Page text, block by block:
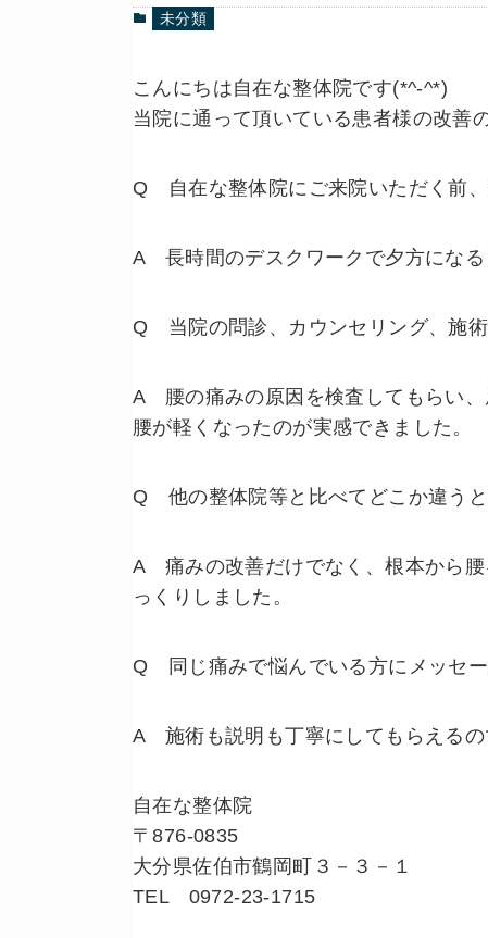
未分類
こんにちは自在な整体院です(*^-^*)
当院に通って頂いている患者様の改善
Q 自在な整体院にご来院いただく前
A 長時間のデスクワークで夕方になる
Q 当院の問診、カウンセリング、施術
A 腰の痛みの原因を検査してもらい、
腰が軽くなったのが実感できました。
Q 他の整体院等と比べてどこか違う
A 痛みの改善だけでなく、根本から
っくりしました。
Q 同じ痛みで悩んでいる方にメッセ
A 施術も説明も丁寧にしてもらえるの
自在な整体院
〒876-0835
大分県佐伯市鶴岡町３－３－１
TEL 0972-23-1715